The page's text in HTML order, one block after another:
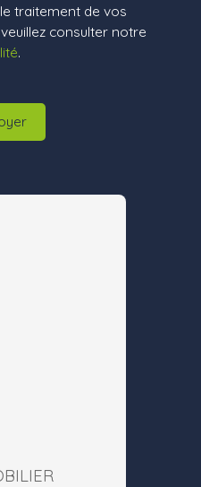
traitement de vos
consulter notre
.